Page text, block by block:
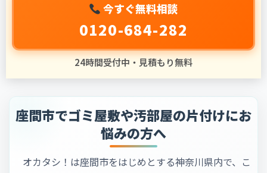
今すぐ無料相談
0120-684-282
24時間受付中・見積もり無料
座間市でゴミ屋敷や汚部屋の片付けにお
悩みの方へ
オカタシ！は座間市をはじめとする神奈川県内で、こ